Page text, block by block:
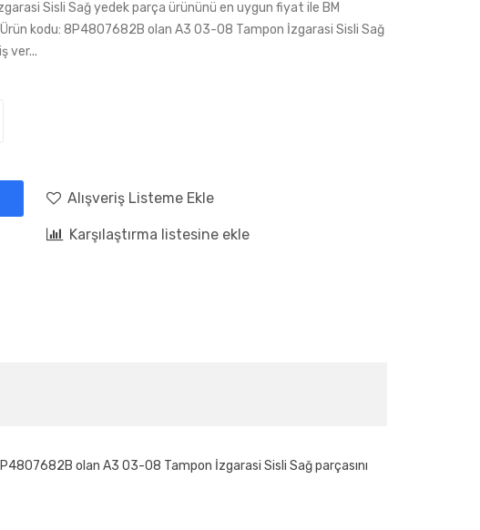
Sisli Sağ yedek parça ürününü en uygun fiyat ile BM
kodu: 8P4807682B olan A3 03-08 Tampon İzgarasi Sisli Sağ
ver...
Alışveriş Listeme Ekle
Karşılaştırma listesine ekle
olan A3 03-08 Tampon İzgarasi Sisli Sağ parçasını